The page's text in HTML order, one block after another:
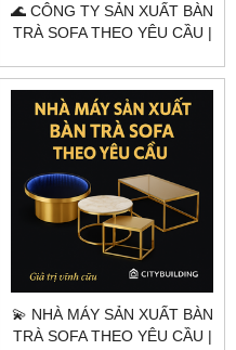
🌊 CÔNG TY SẢN XUẤT BÀN
TRÀ SOFA THEO YÊU CẦU |
TỪNG CHI TIẾT
💫 NHÀ MÁY SẢN XUẤT BÀN
TRÀ SOFA THEO YÊU CẦU |